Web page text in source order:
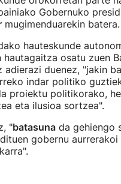
Gobernuko
mugimenduarekin batera.
hauteskunde
hautagaitza osatu zuen
adierazi duenez, "jakin
indar politiko
proiektu politikorako,
eta ilusioa sortzea".
"batasuna da gehiengo
gobernu aurrerakoi